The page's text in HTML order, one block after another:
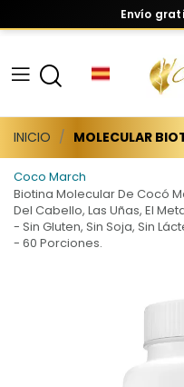
Envío
INICIO MOLECULAR
Coco March
Biotina Molecular De Cocó
Del Cabello, Las Uñas, El
- Sin Gluten, Sin Soja, Sin
- 60 Porciones.